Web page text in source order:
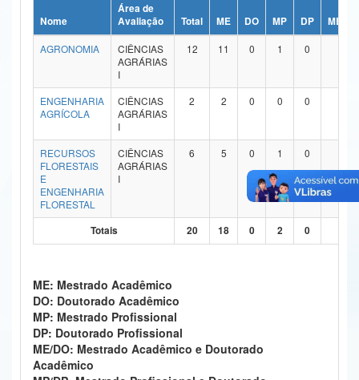
Ministério da Ciência, Tecnologia, Inovações e Comunicações
Ministério do Meio Ambiente
Ministério do Desenvolvimento Regional
Controladoria-Geral da União
Ministério da Mulher, da Família e dos Direitos Humanos
Secretaria-Geral
Secretaria de Governo
Advocacia-Geral da União
Banco Central do Brasil
Planalto
Nome
Área de
Avaliação
Total ME DO MP DP
ME/DO
AGRONOMIA
CIÊNCIAS
AGRÁRIAS
I
12 11 0 1 0
ENGENHARIA
AGRÍCOLA
CIÊNCIAS
AGRÁRIAS
I
2 2 0 0 0
RECURSOS
FLORESTAIS
E
ENGENHARIA
FLORESTAL
CIÊNCIAS
AGRÁRIAS
I
6 5 0 1 0
Totais 20 18 0 2 0
ME: Mestrado Acadêmico
DO: Doutorado Acadêmico
MP: Mestrado Profissional
DP: Doutorado Profissional
ME/DO: Mestrado Acadêmico e Doutorado
Acadêmico